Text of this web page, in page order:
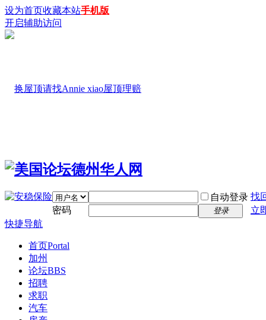
设为首页收藏本站手机版
开启辅助访问
自动登录 找
密码
登录
立
快捷导航
首页Portal
加州
论坛BBS
招聘
求职
汽车